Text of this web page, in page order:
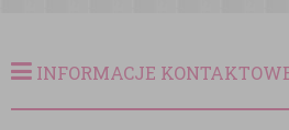
INFORMACJE